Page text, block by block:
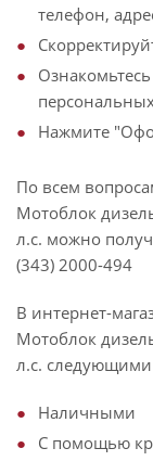
телефон,
Нажмите
По всем
Мотоблок
л.с. можно
(343) 2000-494
В интернет-
Мотоблок
л.с.
Наличными
С помощью